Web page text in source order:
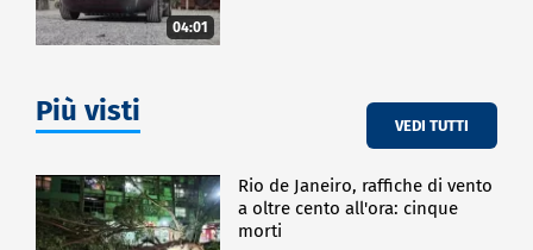
04:01
Più visti VEDI TUTTI
Rio de Janeiro, raffiche di vento
a oltre cento all'ora: cinque
morti